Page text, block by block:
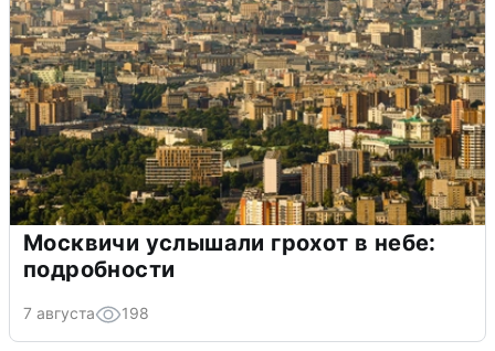
Москвичи услышали грохот в небе:
подробности
7 августа 198